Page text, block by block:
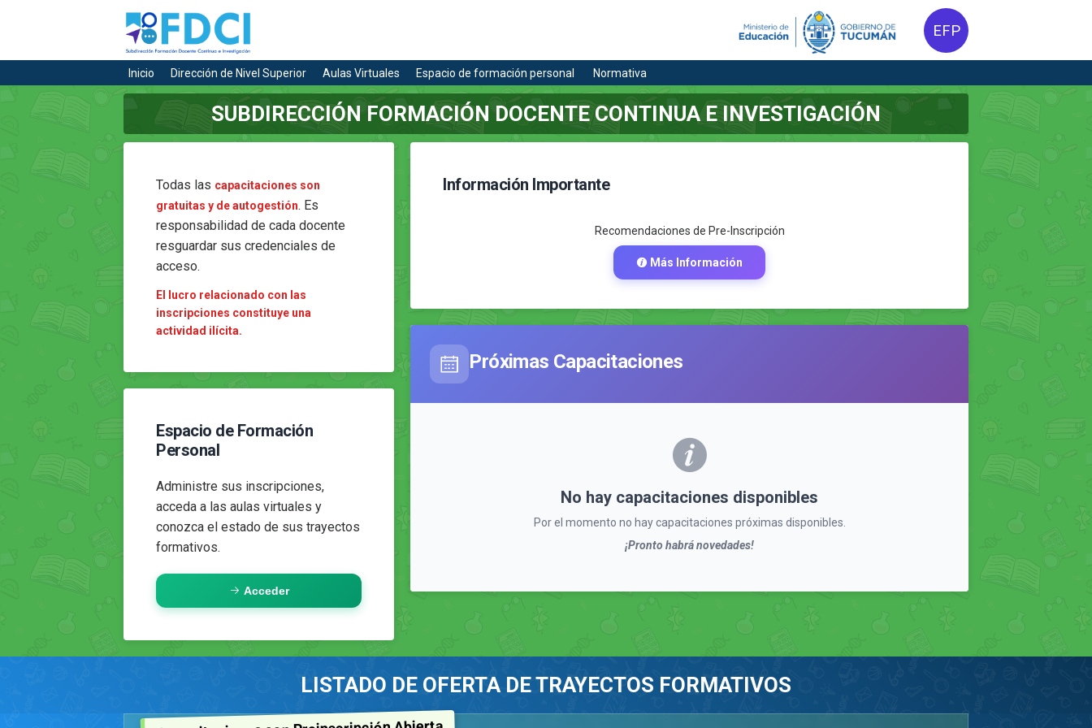
EFP
Inicio Dirección de Nivel Superior Aulas Virtuales Espacio de formación personal Normativa
SUBDIRECCIÓN FORMACIÓN DOCENTE CONTINUA E INVESTIGACIÓN
Todas las capacitaciones son
gratuitas y de autogestión. Es
responsabilidad de cada docente
resguardar sus credenciales de
acceso.
El lucro relacionado con las
inscripciones constituye una
actividad ilícita.
Espacio de Formación
Personal
Administre sus inscripciones,
acceda a las aulas virtuales y
conozca el estado de sus trayectos
formativos.
Acceder
Información Importante
Recomendaciones de Pre-Inscripción
Más Información
Próximas Capacitaciones
No hay capacitaciones disponibles
Por el momento no hay capacitaciones próximas disponibles.
¡Pronto habrá novedades!
LISTADO DE OFERTA DE TRAYECTOS FORMATIVOS